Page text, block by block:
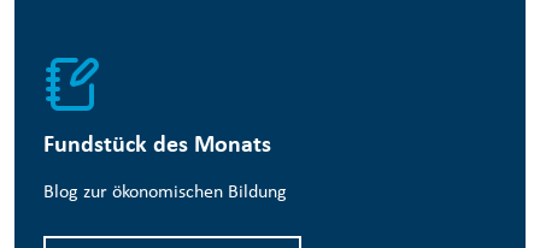
Fundstück des Monats
Blog zur ökonomischen Bildung